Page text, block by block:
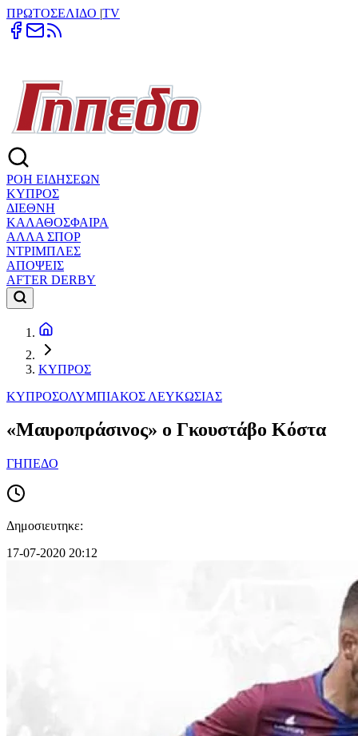
ΠΡΩΤΟΣΕΛΙΔΟ |TV
ΡΟΗ ΕΙΔΗΣΕΩΝ
ΚΥΠΡΟΣ
ΔΙΕΘΝΗ
ΚΑΛΑΘΟΣΦΑΙΡΑ
ΑΛΛΑ ΣΠΟΡ
ΝΤΡΙΜΠΛΕΣ
ΑΠΟΨΕΙΣ
AFTER DERBY
ΚΥΠΡΟΣ
ΚΥΠΡΟΣΟΛΥΜΠΙΑΚΟΣ ΛΕΥΚΩΣΙΑΣ
«Μαυροπράσινος» ο Γκουστάβο Κόστα
ΓΗΠΕΔΟ
Δημοσιευτηκε:
17-07-2020 20:12